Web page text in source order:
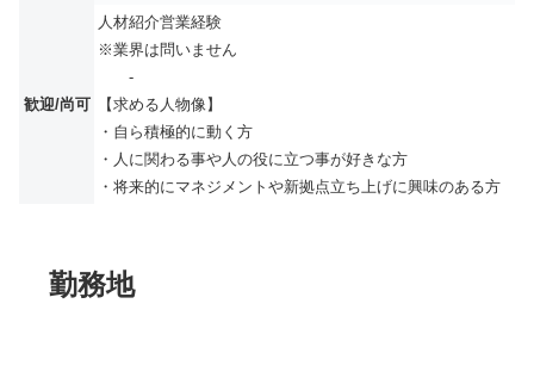
歓迎/尚可
人材紹介営業経験
※業界は問いません
-
【求める人物像】
・自ら積極的に動く方
・人に関わる事や人の役に立つ事が好きな方
・将来的にマネジメントや新拠点立ち上げに興味のある方
勤務地